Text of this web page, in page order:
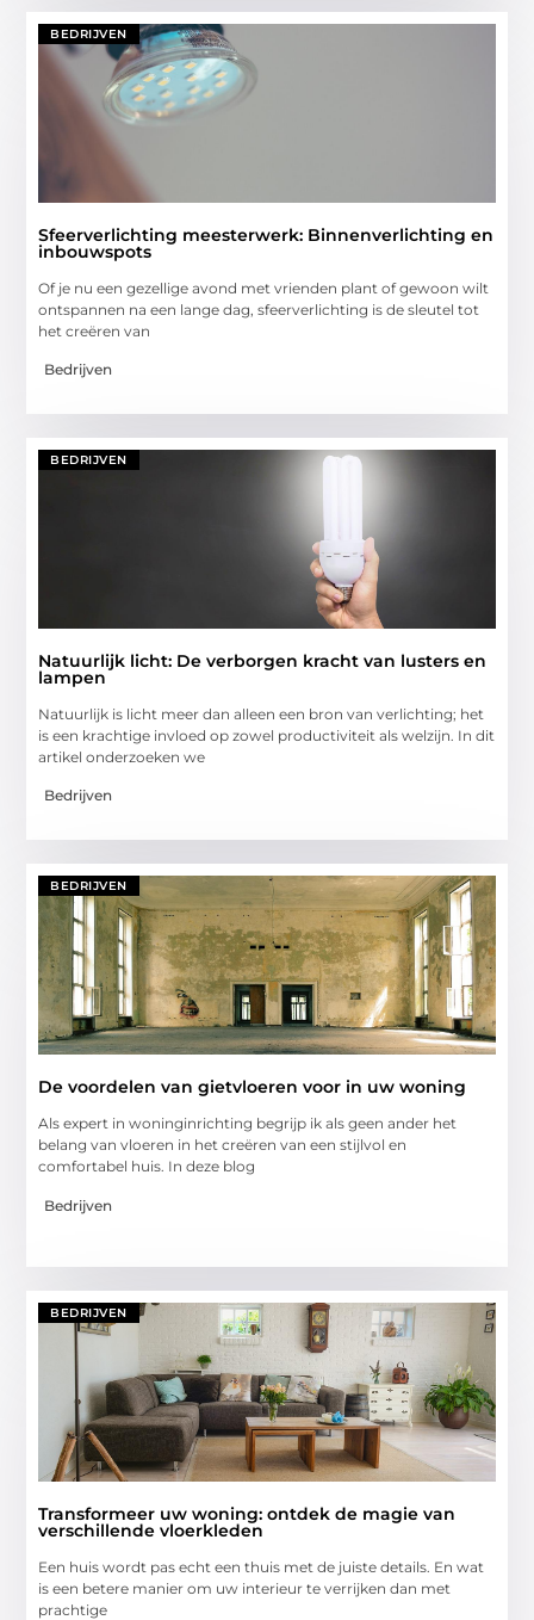
BEDRIJVEN
Sfeerverlichting meesterwerk: Binnenverlichting en
inbouwspots
Of je nu een gezellige avond met vrienden plant of gewoon wilt
ontspannen na een lange dag, sfeerverlichting is de sleutel tot
het creëren van
Bedrijven
BEDRIJVEN
Natuurlijk licht: De verborgen kracht van lusters en
lampen
Natuurlijk is licht meer dan alleen een bron van verlichting; het
is een krachtige invloed op zowel productiviteit als welzijn. In dit
artikel onderzoeken we
Bedrijven
BEDRIJVEN
De voordelen van gietvloeren voor in uw woning
Als expert in woninginrichting begrijp ik als geen ander het
belang van vloeren in het creëren van een stijlvol en
comfortabel huis. In deze blog
Bedrijven
BEDRIJVEN
Transformeer uw woning: ontdek de magie van
verschillende vloerkleden
Een huis wordt pas echt een thuis met de juiste details. En wat
is een betere manier om uw interieur te verrijken dan met
prachtige